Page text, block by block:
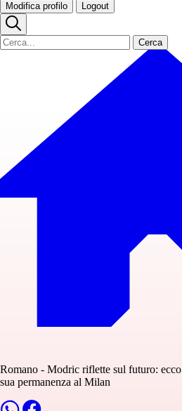
Modifica profilo Logout
Cerca
Romano - Modric riflette sul futuro:
sua permanenza al Milan